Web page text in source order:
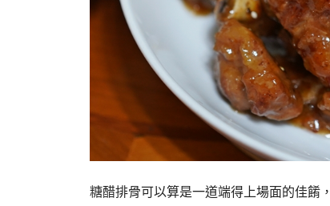
糖醋排骨可以算是一道端得上場面的佳餚